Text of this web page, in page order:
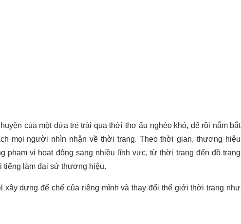
của một đứa trẻ trải qua thời thơ ấu nghèo khó, để rồi nắm bắt
mọi người nhìn nhận về thời trang. Theo thời gian, thương hiệu
phạm vi hoạt động sang nhiều lĩnh vực, từ thời trang đến đồ trang
tiếng làm đại sứ thương hiệu.
xây dựng đế chế của riêng mình và thay đổi thế giới thời trang như